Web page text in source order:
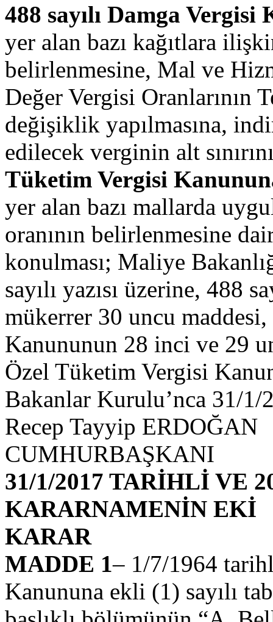
488 sayılı Damga Vergisi
yer alan bazı kağıtlara
belirlenmesine, Mal ve
Değer Vergisi Oranlarının
değişiklik yapılmasına,
edilecek verginin alt
Tüketim Vergisi
yer alan bazı mallarda
oranının belirlenmesine
konulması; Maliye
sayılı yazısı üzerine, 488
mükerrer 30 uncu
Kanununun 28 inci ve 29
Özel Tüketim Vergisi
Bakanlar Kurulu’nca 31/1/
Recep Tayyip ERDOĞAN
CUMHURBAŞKANI
31/1/2017 TARİHLİ VE
KARARNAMENİN EKİ
KARAR
MADDE 1– 1/7/1964
Kanununa ekli (1) sayılı